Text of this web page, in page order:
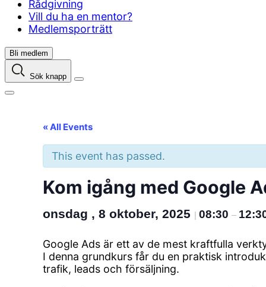
Rådgivning
Vill du ha en mentor?
Medlemsporträtt
Bli medlem
Sök knapp
« All Events
This event has passed.
Kom igång med Google
onsdag , 8 oktober, 2025 | 08:30 –
Google Ads är ett av de mest kraftfulla
I denna grundkurs får du en praktisk
trafik, leads och försäljning.